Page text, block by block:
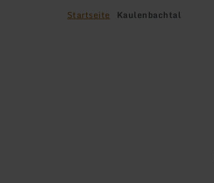
Startseite Kaulenbachtal